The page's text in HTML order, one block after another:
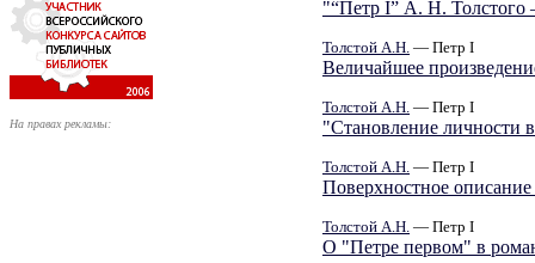
На правах рекламы:
"“Петр I” А. Н.
Толстой А.Н. — Петр I
Величайшее
Толстой А.Н. — Петр I
"Становление личности
Толстой А.Н. — Петр I
Поверхностное
Толстой А.Н. — Петр I
О "Петре первом" в